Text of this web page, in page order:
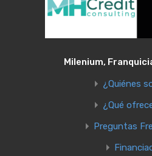
Milenium,
¿Quiénes
¿Qué
Preguntas